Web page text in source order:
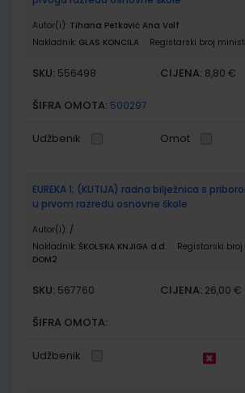
Autor(i): Tihana Petković Ana Volf
Nakladnik: GLAS KONCILA Registarski broj
SKU: 556498 CIJENA: 8,80 €
ŠIFRA OMOTA: 500297
Udžbenik Omot
EUREKA 1; (KUTIJA) radna bilježnica s
u prvom razredu osnovne škole
Autor(i): /
Nakladnik: ŠKOLSKA KNJIGA d.d. Registarski
DOM2
SKU: 567760 CIJENA: 26,00 €
ŠIFRA OMOTA:
Udžbenik